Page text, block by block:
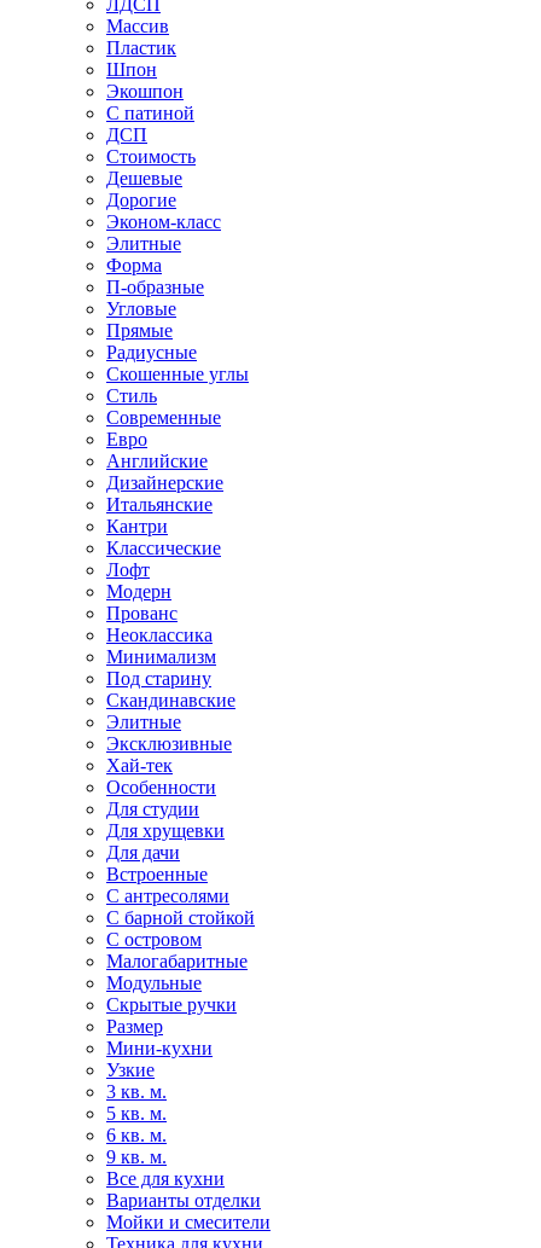
ЛДСП
Массив
Пластик
Шпон
Экошпон
С патиной
ДСП
Стоимость
Дешевые
Дорогие
Эконом-класс
Элитные
Форма
П-образные
Угловые
Прямые
Радиусные
Скошенные углы
Стиль
Современные
Евро
Английские
Дизайнерские
Итальянские
Кантри
Классические
Лофт
Модерн
Прованс
Неоклассика
Минимализм
Под старину
Скандинавские
Элитные
Эксклюзивные
Хай-тек
Особенности
Для студии
Для хрущевки
Для дачи
Встроенные
С антресолями
С барной стойкой
С островом
Малогабаритные
Модульные
Скрытые ручки
Размер
Мини-кухни
Узкие
3 кв. м.
5 кв. м.
6 кв. м.
9 кв. м.
Все для кухни
Варианты отделки
Мойки и смесители
Техника для кухни